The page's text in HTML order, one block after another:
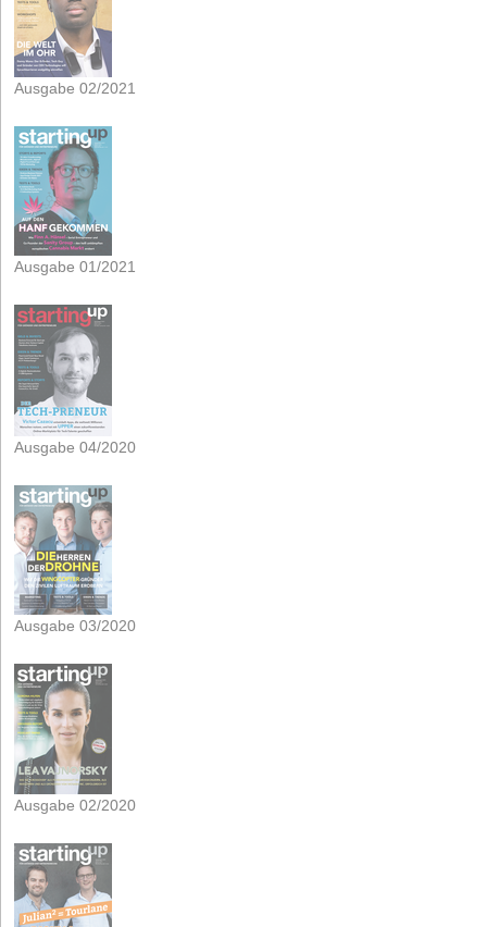
Ausgabe 02/2021
Ausgabe 01/2021
Ausgabe 04/2020
Ausgabe 03/2020
Ausgabe 02/2020